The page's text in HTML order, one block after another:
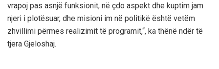
vrapoj pas asnjë funksionit, në çdo aspekt dhe kuptim jam
njeri i plotësuar, dhe misioni im në politikë është vetëm
zhvillimi përmes realizimit të programit,“, ka thënë ndër të
tjera Gjeloshaj.